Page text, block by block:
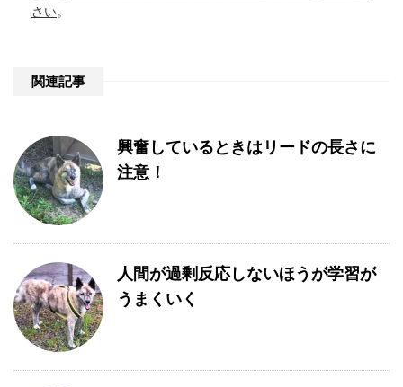
さい。
関連記事
興奮しているときはリードの長さに
注意！
人間が過剰反応しないほうが学習が
うまくいく